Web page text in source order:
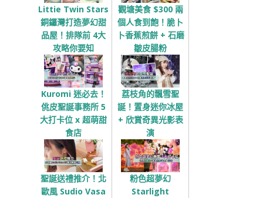
Littie Twin Stars
銅鑼灣打造夢幻甜
品屋！排隊前 4大
攻略你要知
觀塘美食 $300 兩
個人食到飽！脆卜
卜香蕉煎餅 + 石磨
皺皮腸粉
Kuromi 迷必去！
佻皮聖誕事務所 5
大打卡位 x 超萌甜
食店
荔枝角的飄雪聖
誕！置身迷你冰屋
+ 欣賞奇異光影表
演
聖誕送禮推介！北
歐風 Sudio Vasa
粉色超夢幻
Starlight